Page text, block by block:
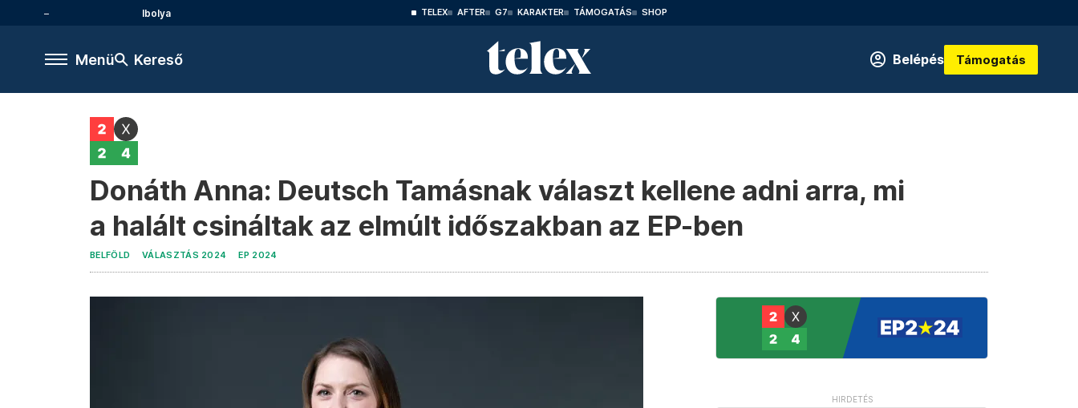
Ibolya TELEX AFTER G7 KARAKTER TÁMOGATÁS SHOP
Menü Kereső Belépés Támogatás
Donáth Anna: Deutsch Tamásnak választ kellene adni arra, mi
a halált csináltak az elmúlt időszakban az EP-ben
BELFÖLD VÁLASZTÁS 2024 EP 2024